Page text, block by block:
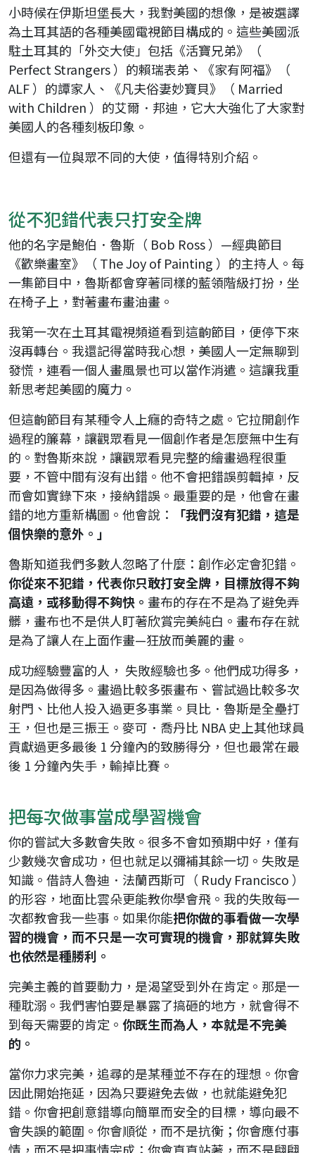
小時候在伊斯坦堡長大，我對美國的想像，是被選譯
為土耳其語的各種美國電視節目構成的。這些美國派
駐土耳其的「外交大使」包括《活寶兄弟》（
Perfect Strangers ）的賴瑞表弟、《家有阿福》（
ALF ）的譚家人、《凡夫俗妻妙寶貝》（ Married
with Children ）的艾爾．邦迪，它大大強化了大家對
美國人的各種刻板印象。
但還有一位與眾不同的大使，值得特別介紹。
從不犯錯代表只打安全牌
他的名字是鮑伯．魯斯（ Bob Ross ）—經典節目
《歡樂畫室》（ The Joy of Painting ）的主持人。每
一集節目中，魯斯都會穿著同樣的藍領階級打扮，坐
在椅子上，對著畫布畫油畫。
我第一次在土耳其電視頻道看到這齣節目，便停下來
沒再轉台。我還記得當時我心想，美國人一定無聊到
發慌，連看一個人畫風景也可以當作消遣。這讓我重
新思考起美國的魔力。
但這齣節目有某種令人上癮的奇特之處。它拉開創作
過程的簾幕，讓觀眾看見一個創作者是怎麼無中生有
的。對魯斯來說，讓觀眾看見完整的繪畫過程很重
要，不管中間有沒有出錯。他不會把錯誤剪輯掉，反
而會如實錄下來，接納錯誤。最重要的是，他會在畫
錯的地方重新構圖。他會說：
「我們沒有犯錯，這是
個快樂的意外。」
魯斯知道我們多數人忽略了什麼：創作必定會犯錯。
你從來不犯錯，代表你只敢打安全牌，目標放得不夠
高遠，或移動得不夠快。 畫布的存在不是為了避免弄
髒，畫布也不是供人盯著欣賞完美純白。畫布存在就
是為了讓人在上面作畫—狂放而美麗的畫。
成功經驗豐富的人， 失敗經驗也多。他們成功得多，
是因為做得多。畫過比較多張畫布、嘗試過比較多次
射門、比他人投入過更多事業。貝比．魯斯是全壘打
王，但也是三振王。麥可．喬丹比 NBA 史上其他球員
貢獻過更多最後 1 分鐘內的致勝得分，但也最常在最
後 1 分鐘內失手，輸掉比賽。
把每次做事當成學習機會
你的嘗試大多數會失敗。很多不會如預期中好，僅有
少數幾次會成功，但也就足以彌補其餘一切。失敗是
知識。借詩人魯迪．法蘭西斯可（ Rudy Francisco ）
的形容，地面比雲朵更能教你學會飛。我的失敗每一
次都教會我一些事。如果你能把你做的事看做一次學
習的機會，而不只是一次可實現的機會，那就算失敗
也依然是種勝利。
完美主義的首要動力，是渴望受到外在肯定。那是一
種耽溺。我們害怕要是暴露了搞砸的地方，就會得不
到每天需要的肯定。 你既生而為人，本就是不完美
的。
當你力求完美，追尋的是某種並不存在的理想。你會
因此開始拖延，因為只要避免去做，也就能避免犯
錯。你會把創意錯導向簡單而安全的目標，導向最不
會失誤的範圍。你會順從，而不是抗衡；你會應付事